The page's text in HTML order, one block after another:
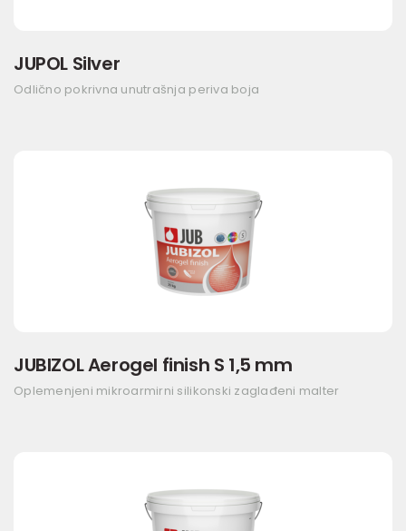
JUPOL Silver
Odlično pokrivna unutrašnja periva boja
JUBIZOL Aerogel finish S 1,5 mm
Oplemenjeni mikroarmirni silikonski zaglađeni malter